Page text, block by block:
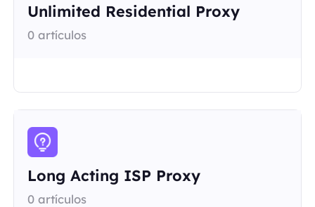
Unlimited Residential Proxy
0 artículos
Long Acting ISP Proxy
0 artículos